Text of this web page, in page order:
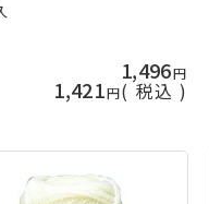
1,496
1,421 税込